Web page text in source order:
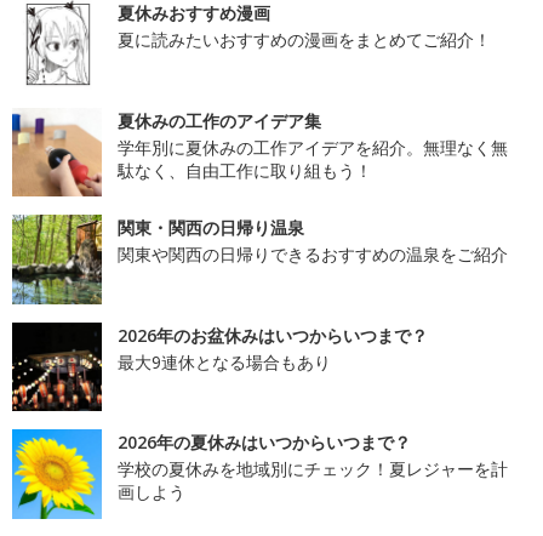
夏休みおすすめ漫画
夏に読みたいおすすめの漫画をまとめてご紹介！
夏休みの工作のアイデア集
学年別に夏休みの工作アイデアを紹介。無理なく無
駄なく、自由工作に取り組もう！
関東・関西の日帰り温泉
関東や関西の日帰りできるおすすめの温泉をご紹介
2026年のお盆休みはいつからいつまで？
最大9連休となる場合もあり
2026年の夏休みはいつからいつまで？
学校の夏休みを地域別にチェック！夏レジャーを計
画しよう